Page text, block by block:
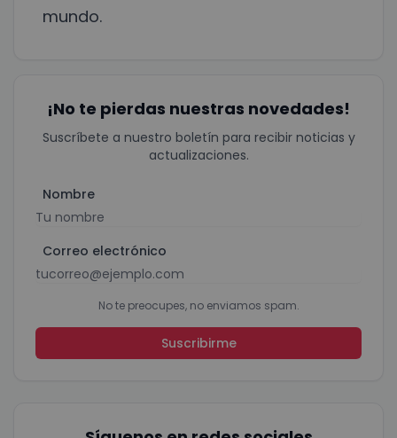
mundo.
¡No te pierdas nuestras novedades!
Suscríbete a nuestro boletín para recibir noticias y
actualizaciones.
Nombre
Correo electrónico
No te preocupes, no enviamos spam.
Suscribirme